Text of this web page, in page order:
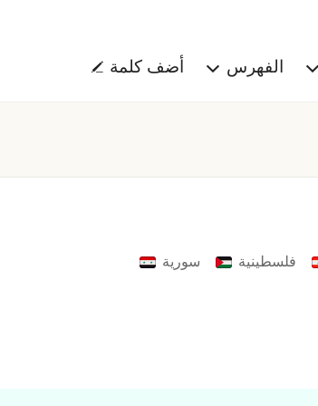
الفهرس أضف كلمة
فلسطينية سورية